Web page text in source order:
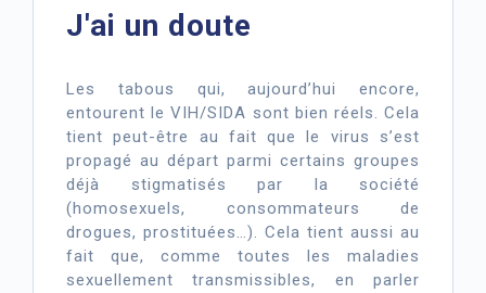
J'ai un doute
Les tabous qui, aujourd’hui encore,
entourent le VIH/SIDA sont bien réels. Cela
tient peut-être au fait que le virus s’est
propagé au départ parmi certains groupes
déjà stigmatisés par la société
(homosexuels, consommateurs de
drogues, prostituées…). Cela tient aussi au
fait que, comme toutes les maladies
sexuellement transmissibles, en parler